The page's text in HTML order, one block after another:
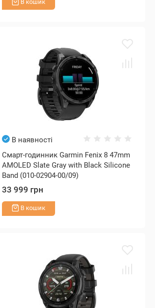
В кошик
В наявності
Смарт-годинник Garmin Fenix 8 47mm
AMOLED Slate Gray with Black Silicone
Band (010-02904-00/09)
33 999 грн
В кошик